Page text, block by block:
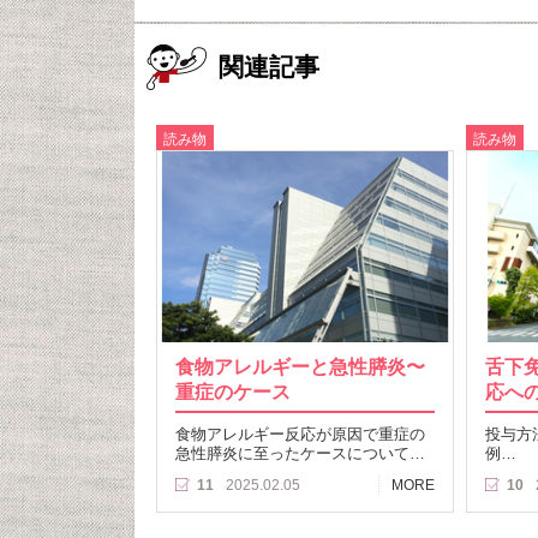
関連記事
読み物
食物アレルギーと急性膵炎〜
重症のケース
食物アレルギー反応が原因で重症の
急性膵炎に至ったケースについて…
11 2025.02.05 MORE
読み物
舌下
応へ
投与方
例…
10